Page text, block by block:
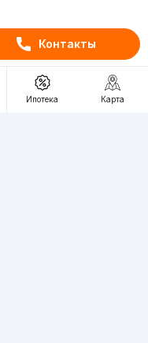
Контакты
Ипотека Карта